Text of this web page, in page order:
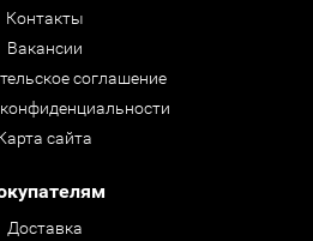
Контакты
Вакансии
соглашение
сайта
Доставка